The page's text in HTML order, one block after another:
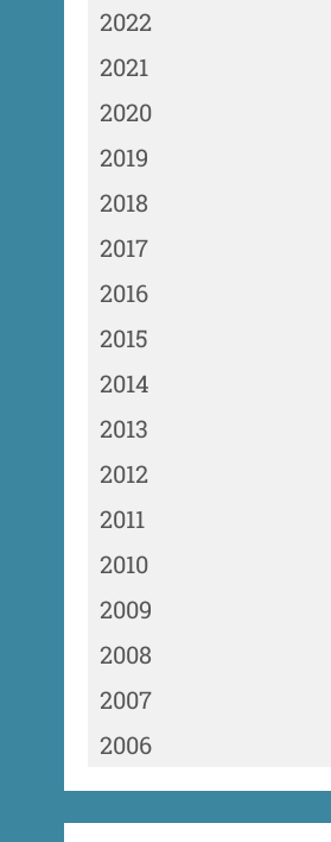
2022
2021
2020
2019
2018
2017
2016
2015
2014
2013
2012
2011
2010
2009
2008
2007
2006